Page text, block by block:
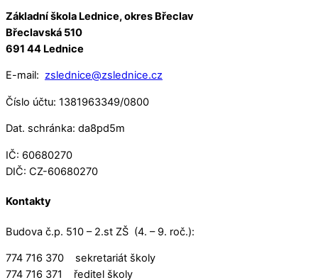
Základní škola Lednice, okres Břeclav
Břeclavská 510
691 44 Lednice
E-mail: zslednice@zslednice.cz
Číslo účtu: 1381963349/0800
Dat. schránka: da8pd5m
IČ: 60680270
DIČ: CZ-60680270
Kontakty
Budova č.p. 510 – 2.st ZŠ (4. – 9. roč.):
774 716 370 sekretariát školy
774 716 371 ředitel školy